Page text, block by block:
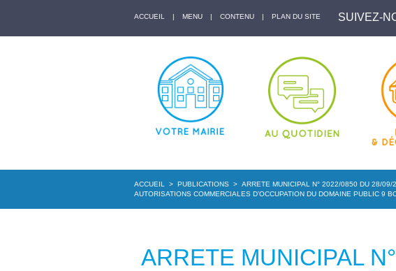
ACCUEIL | MENU | CONTENU | PLAN DU SITE SUIVEZ-
ACCUEIL > PUBLICATIONS > ARRETE MUNICIPAL N° 2022/0850 DU 28/09/
AUTORISATIONS COMMERCIALES D’OCCUPATION DU DOMAINE PUBLIC 9
ARRETE MUNICIPAL